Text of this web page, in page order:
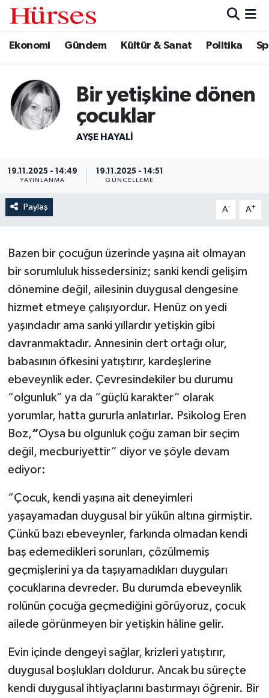
Ekonomi Gündem Kültür & Sanat Politika
Bir yetişkine dönen
çocuklar
AYŞE HAYALI
19.11.2025 - 14:49
YAYINLANMA
19.11.2025 - 14:51
GÜNCELLEME
Paylaş A- A+
Bazen bir çocuğun üzerinde yaşına ait olmayan
bir sorumluluk hissedersiniz; sanki kendi gelişim
dönemine değil, ailesinin duygusal dengesine
hizmet etmeye çalışıyordur. Henüz on yedi
yaşındadır ama sanki yıllardır yetişkin gibi
davranmaktadır. Annesinin dert ortağı olur,
babasının öfkesini yatıştırır, kardeşlerine
ebeveynlik eder. Çevresindekiler bu durumu
“olgunluk” ya da “güçlü karakter” olarak
yorumlar, hatta gururla anlatırlar. Psikolog Eren
Boz,“Oysa bu olgunluk çoğu zaman bir seçim
değil, mecburiyettir” diyor ve şöyle devam
ediyor:
“Çocuk, kendi yaşına ait deneyimleri
yaşayamadan duygusal bir yükün altına girmiştir.
Çünkü bazı ebeveynler, farkında olmadan kendi
baş edemedikleri sorunları, çözülmemiş
geçmişlerini ya da taşıyamadıkları duyguları
çocuklarına devreder. Bu durumda ebeveynlik
rolünün çocuğa geçmediğini görüyoruz, çocuk
ailede görünmeyen bir yetişkin hâline gelir.
Evin içinde dengeyi sağlar, krizleri yatıştırır,
duygusal boşlukları doldurur. Ancak bu süreçte
kendi duygusal ihtiyaçlarını bastırmayı öğrenir. Bir
Ekonomi
Kültür & Sanat
Spor
Turizm
Hava Durumu
Süper Lig Puan Durumu ve Fikstür
Tüm Manşetler
Son Dakika Haberleri
Haber Arşivi